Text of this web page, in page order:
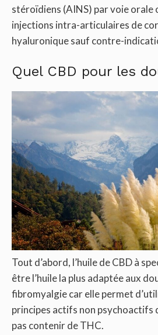
stéroïdiens (AINS) par voie orale
injections intra-articulaires de
hyaluronique sauf contre-
Quel CBD pour les
Tout d’abord, l’huile de CBD à
être l’huile la plus adaptée aux
fibromyalgie car elle permet
principes actifs non psychoactifs
pas contenir de THC.